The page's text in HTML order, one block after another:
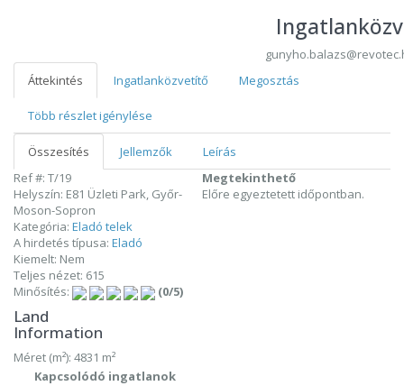
Áttekintés
Ingatlanközvetítő Megosztás
Több részlet igénylése
Összesítés Jellemzők
Leírás
Ref #: T/19
Helyszín: E81 Üzleti Park, Győr-
Moson-Sopron
Kategória: Eladó telek
A hirdetés típusa: Eladó
Kiemelt: Nem
Teljes nézet: 615
Minősítés:
(0/5)
Megtekinthető
Előre egyeztetett időpontban.
Land
Information
Méret (m²): 4831 m²
Kapcsolódó ingatlanok